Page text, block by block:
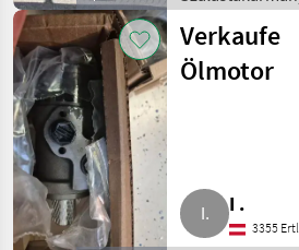
betakarítók /
gépesítés
Verkaufe
Ölmotor
I .
3355 Ertl